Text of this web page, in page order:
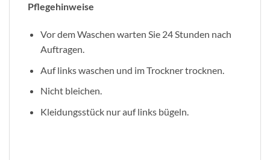
Pflegehinweise
Vor dem Waschen warten Sie 24 Stunden nach
Auftragen.
Auf links waschen und im Trockner trocknen.
Nicht bleichen.
Kleidungsstück nur auf links bügeln.